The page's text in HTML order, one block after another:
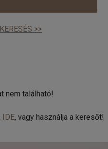
>>
nem található!
IDE, vagy használja a keresőt!